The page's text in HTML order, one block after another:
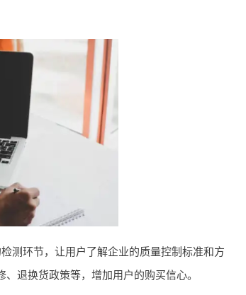
测环节，让用户了解企业的质量控制标准和方
退换货政策等，增加用户的购买信心。